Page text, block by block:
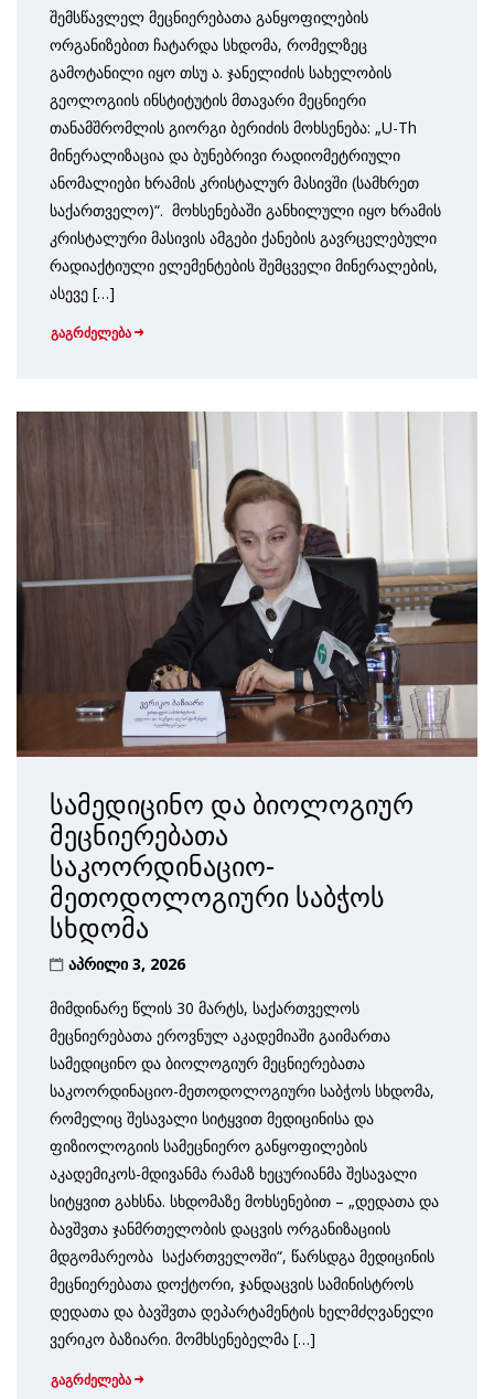
შემსწავლელ მეცნიერებათა განყოფილების
ორგანიზებით ჩატარდა სხდომა, რომელზეც
გამოტანილი იყო თსუ ა. ჯანელიძის სახელობის
გეოლოგიის ინსტიტუტის მთავარი მეცნიერი
თანამშრომლის გიორგი ბერიძის მოხსენება: „U-Th
მინერალიზაცია და ბუნებრივი რადიომეტრიული
ანომალიები ხრამის კრისტალურ მასივში (სამხრეთ
საქართველო)“. მოხსენებაში განხილული იყო ხრამის
კრისტალური მასივის ამგები ქანების გავრცელებული
რადიაქტიული ელემენტების შემცველი მინერალების,
ასევე […]
გაგრძელება
სამედიცინო და ბიოლოგიურ
მეცნიერებათა
საკოორდინაციო-
მეთოდოლოგიური საბჭოს
სხდომა
აპრილი 3, 2026
მიმდინარე წლის 30 მარტს, საქართველოს
მეცნიერებათა ეროვნულ აკადემიაში გაიმართა
სამედიცინო და ბიოლოგიურ მეცნიერებათა
საკოორდინაციო-მეთოდოლოგიური საბჭოს სხდომა,
რომელიც შესავალი სიტყვით მედიცინისა და
ფიზიოლოგიის სამეცნიერო განყოფილების
აკადემიკოს-მდივანმა რამაზ ხეცურიანმა შესავალი
სიტყვით გახსნა. სხდომაზე მოხსენებით – „დედათა და
ბავშვთა ჯანმრთელობის დაცვის ორგანიზაციის
მდგომარეობა საქართველოში“, წარსდგა მედიცინის
მეცნიერებათა დოქტორი, ჯანდაცვის სამინისტროს
დედათა და ბავშვთა დეპარტამენტის ხელმძღვანელი
ვერიკო ბაზიარი. მომხსენებელმა […]
გაგრძელება